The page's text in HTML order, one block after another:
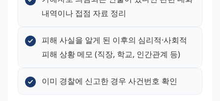
내역이나 접점 자료 정리
피해 사실을 알게 된 이후의 심리적·사회적
피해 상황 메모 (직장, 학교, 인간관계 등)
이미 경찰에 신고한 경우 사건번호 확인